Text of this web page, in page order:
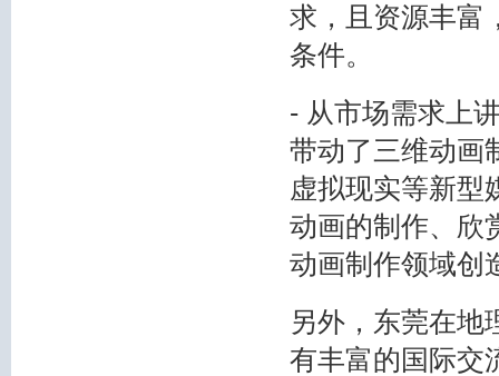
求，且资源丰富
条件。
- 从市场需求上
带动了三维动画
虚拟现实等新型
动画的制作、欣
动画制作领域创
另外，东莞在地
有丰富的国际交